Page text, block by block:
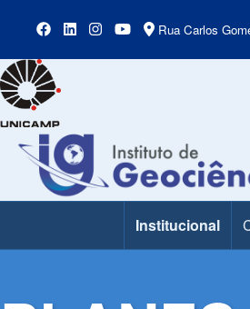
Rua Carlos
Main MenuInstitucional